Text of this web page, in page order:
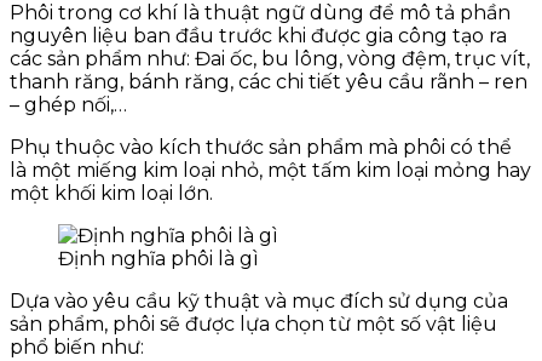
Phôi trong cơ khí là thuật ngữ dùng để mô tả phần
nguyên liệu ban đầu trước khi được gia công tạo ra
các sản phẩm như: Đai ốc, bu lông, vòng đệm, trục vít,
thanh răng, bánh răng, các chi tiết yêu cầu rãnh – ren
– ghép nối,…
Phụ thuộc vào kích thước sản phẩm mà phôi có thể
là một miếng kim loại nhỏ, một tấm kim loại mỏng hay
một khối kim loại lớn.
Định nghĩa phôi là gì
Dựa vào yêu cầu kỹ thuật và mục đích sử dụng của
sản phẩm, phôi sẽ được lựa chọn từ một số vật liệu
phổ biến như: